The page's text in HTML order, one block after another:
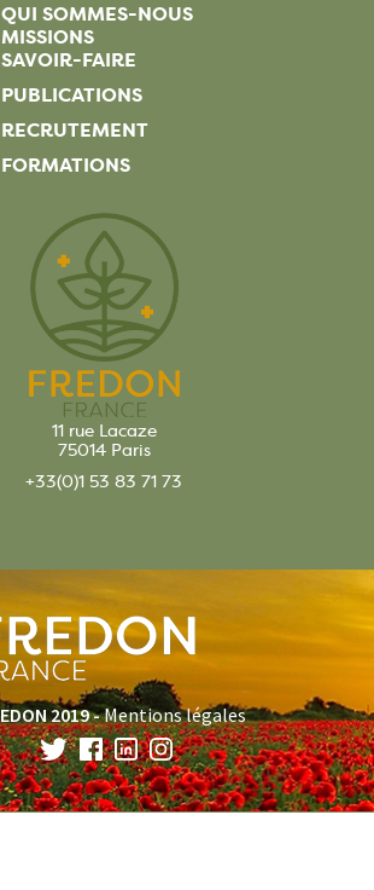
QUI SOMMES-NOUS
MISSIONS
SAVOIR-FAIRE
PUBLICATIONS
RECRUTEMENT
FORMATIONS
11 rue Lacaze
75014 Paris
+33(0)1 53 83 71 73
2019 -Mentions légales